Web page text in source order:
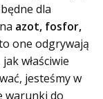
dla
azot, fosfor,
one odgrywają
właściwie
jesteśmy w
warunki do